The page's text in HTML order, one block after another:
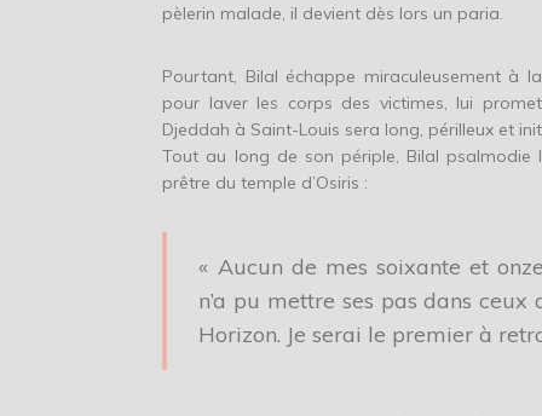
pèlerin malade, il devient dès lors un paria.
Pourtant, Bilal échappe miraculeusement à
pour laver les corps des victimes, lui
Djeddah à Saint-Louis sera long, périlleux et
Tout au long de son périple, Bilal psalmodie
prêtre du temple d’Osiris :
« Aucun de mes soixante et
n’a pu mettre ses pas dans
Horizon. Je serai le premier à